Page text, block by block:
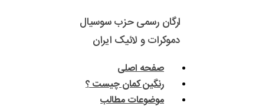
ارگان رسمی حزب سوسیال
دموکرات و لائیک ایران
صفحه اصلی
رنگین کمان چیست ؟
موضوعات مطالب